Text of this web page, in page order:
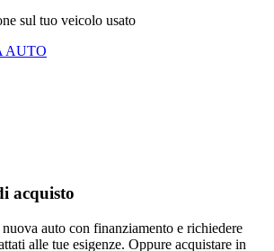
sul tuo veicolo usato
AUTO
acquisto
auto con finanziamento e richiedere
alle tue esigenze. Oppure acquistare in